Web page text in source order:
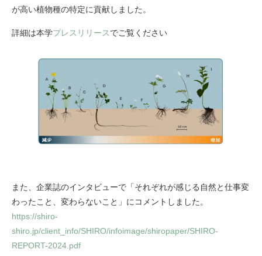
が高い植物種の特定に貢献しました。
詳細は本学プレスリリースでご覧ください
また、企業誌のインタビューで「それぞれが感じる自然と仕事変
わったこと、変わらないこと」にコメントしました。
https://shiro-
shiro.jp/client_info/SHIRO/infoimage/shiropaper/SHIRO-
REPORT-2024.pdf